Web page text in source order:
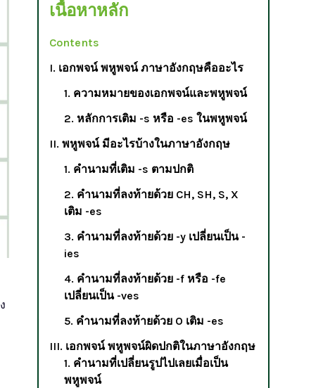
เนื้อหาหลัก
Contents
I. เอกพจน์ พหูพจน์ ภาษาอังกฤษคืออะไร
1. ความหมายของเอกพจน์และพหูพจน์
2. หลักการเติม -s หรือ -es ในพหูพจน์
II. พหูพจน์ มีอะไรบ้างในภาษาอังกฤษ
1. คำนามที่เติม -s ตามปกติ
2. คำนามที่ลงท้ายด้วย CH, SH, S, X
เติม -es
3. คำนามที่ลงท้ายด้วย -y เปลี่ยนเป็น -
ies
4. คำนามที่ลงท้ายด้วย -f หรือ -fe
เปลี่ยนเป็น -ves
5. คำนามที่ลงท้ายด้วย O เติม -es
III. เอกพจน์ พหูพจน์ผิดปกติในภาษาอังกฤษ
1. คำนามที่เปลี่ยนรูปไปเลยเมื่อเป็น
พหูพจน์